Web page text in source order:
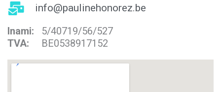
info@paulinehonorez.be
Inami: 5/40719/56/527
TVA: BE0538917152